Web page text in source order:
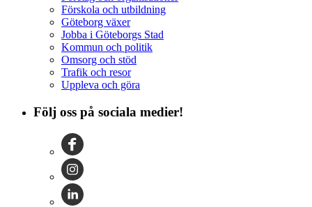
Förskola och utbildning
Göteborg växer
Jobba i Göteborgs Stad
Kommun och politik
Omsorg och stöd
Trafik och resor
Uppleva och göra
Följ oss på sociala medier!